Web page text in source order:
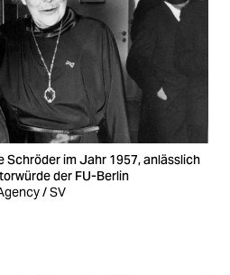
Schröder im Jahr 1957, anlässlich
der FU-Berlin
/ SV